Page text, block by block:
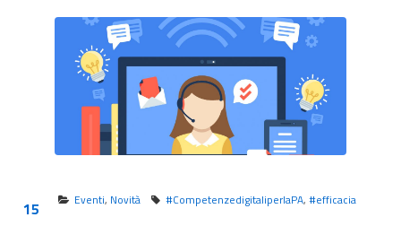
15 Eventi, Novità #CompetenzedigitaliperlaPA,#efficacia